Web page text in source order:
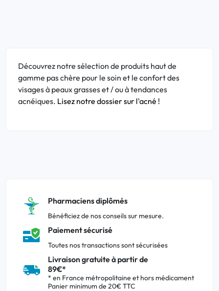
Découvrez notre sélection de produits haut de
gamme pas chère pour le soin et le confort des
visages à peaux grasses et / ou à tendances
acnéiques. Lisez notre dossier sur l'acné !
Pharmaciens diplômés
Bénéficiez de nos conseils sur mesure.
Paiement sécurisé
Toutes nos transactions sont sécurisées
Livraison gratuite à partir de
89€*
* en France métropolitaine et hors médicament
Panier minimum de 20€ TTC